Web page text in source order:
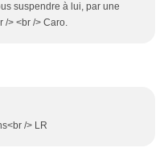
suspendre à lui, par une
/> <br /> Caro.
/> LR